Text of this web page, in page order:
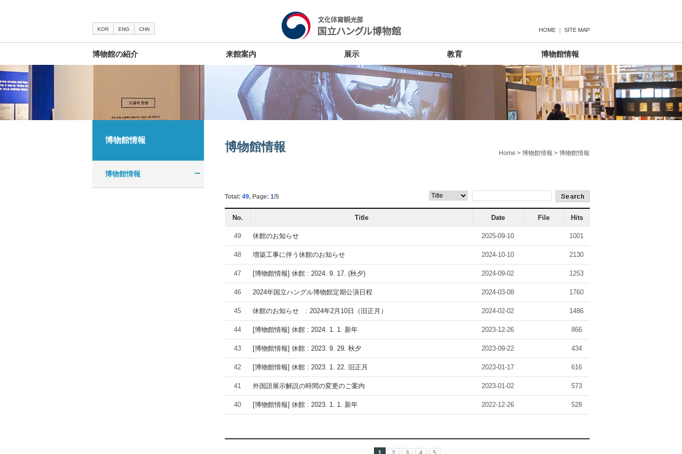
KOR ENG CHN HOME ｜ SITE MAP
博物館の紹介 来館案内 展示 教育 博物館情報
博物館情報
博物館情報
博物館情報 Home > 博物館情報 > 博物館情報
Total: 49, Page: 1/5
No. Title Date File Hits
49 休館のお知らせ 2025-09-10 1001
48 増築工事に伴う休館のお知らせ 2024-10-10 2130
47 [博物館情報] 休館 : 2024. 9. 17. (秋夕) 2024-09-02 1253
46 2024年国立ハングル博物館定期公演日程 2024-03-08 1760
45 休館のお知らせ : 2024年2月10日（旧正月） 2024-02-02 1486
44 [博物館情報] 休館 : 2024. 1. 1. 新年 2023-12-26 866
43 [博物館情報] 休館 : 2023. 9. 29. 秋夕 2023-09-22 434
42 [博物館情報] 休館 : 2023. 1. 22. 旧正月 2023-01-17 616
41 外国語展示解説の時間の変更のご案内 2023-01-02 573
40 [博物館情報] 休館 : 2023. 1. 1. 新年 2022-12-26 528